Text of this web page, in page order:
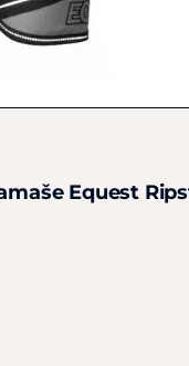
Equest